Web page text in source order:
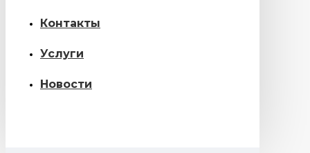
Контакты
Услуги
Новости